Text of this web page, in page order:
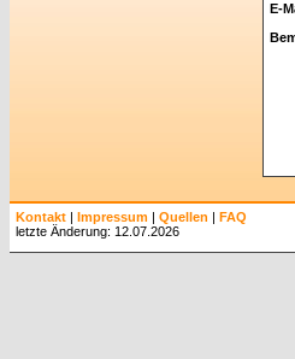
E-
Kontakt | Impressum | Quellen | FAQ
letzte Änderung: 12.07.2026